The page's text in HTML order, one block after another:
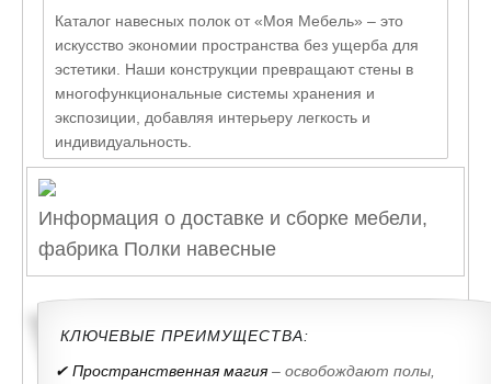
Каталог навесных полок от «Моя Мебель» – это
искусство экономии пространства без ущерба для
эстетики. Наши конструкции превращают стены в
многофункциональные системы хранения и
экспозиции, добавляя интерьеру легкость и
индивидуальность.
Информация о доставке и сборке мебели,
фабрика Полки навесные
КЛЮЧЕВЫЕ ПРЕИМУЩЕСТВА:
✔ Пространственная магия– освобождают полы,